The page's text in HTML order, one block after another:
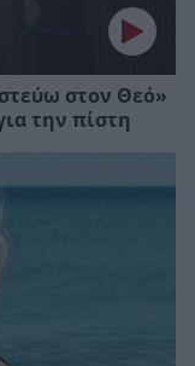
στον Θεό»
την πίστη